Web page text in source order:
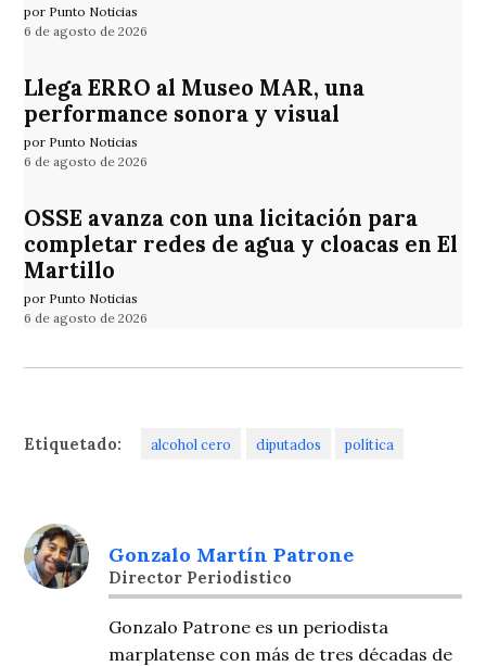
por Punto Noticias
6 de agosto de 2026
Llega ERRO al Museo MAR, una
performance sonora y visual
por Punto Noticias
6 de agosto de 2026
OSSE avanza con una licitación para
completar redes de agua y cloacas en El
Martillo
por Punto Noticias
6 de agosto de 2026
Etiquetado: alcohol cero diputados política
Gonzalo Martín Patrone
Director Periodistico
Gonzalo Patrone es un periodista
marplatense con más de tres décadas de